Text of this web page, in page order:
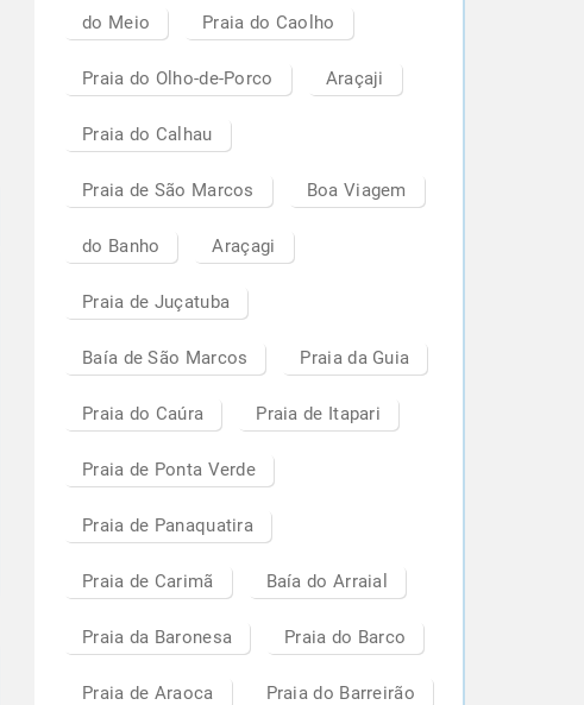
do Meio Praia do Caolho
Praia do Olho-de-Porco Araçaji
Praia do Calhau
Praia de São Marcos Boa Viagem
do Banho Araçagi
Praia de Juçatuba
Baía de São Marcos Praia da Guia
Praia do Caúra Praia de Itapari
Praia de Ponta Verde
Praia de Panaquatira
Praia de Carimã Baía do Arraial
Praia da Baronesa Praia do Barco
Praia de Araoca Praia do Barreirão